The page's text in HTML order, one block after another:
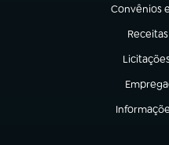
Convênios
(abre em
(abre
(abre em
(abre
(abre em